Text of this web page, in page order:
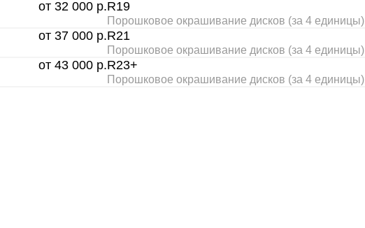
от 32 000 р.R19
Порошковое окрашивание дисков (за 4 единицы)
от 37 000 р.R21
Порошковое окрашивание дисков (за 4 единицы)
от 43 000 р.R23+
Порошковое окрашивание дисков (за 4 единицы)